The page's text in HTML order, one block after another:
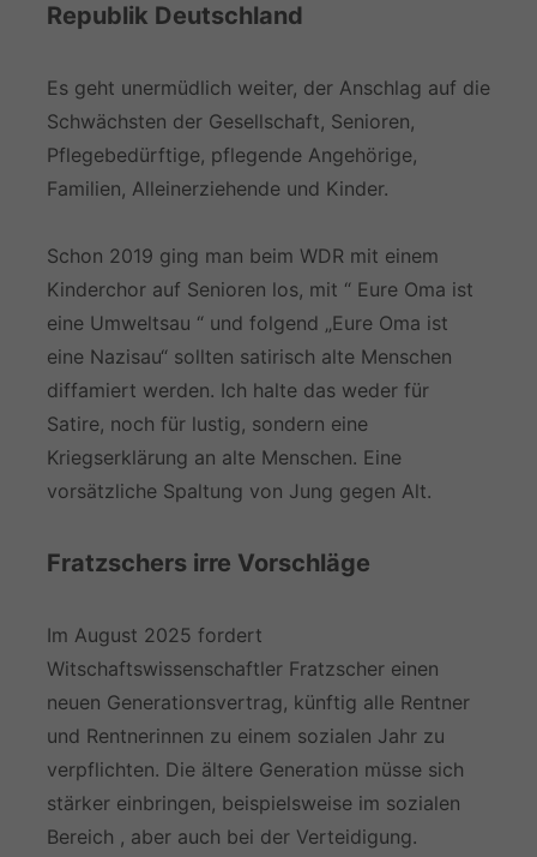
Republik Deutschland
Es geht unermüdlich weiter, der Anschlag auf die
Schwächsten der Gesellschaft, Senioren,
Pflegebedürftige, pflegende Angehörige,
Familien, Alleinerziehende und Kinder.
Schon 2019 ging man beim WDR mit einem
Kinderchor auf Senioren los, mit “ Eure Oma ist
eine Umweltsau “ und folgend „Eure Oma ist
eine Nazisau“ sollten satirisch alte Menschen
diffamiert werden. Ich halte das weder für
Satire, noch für lustig, sondern eine
Kriegserklärung an alte Menschen. Eine
vorsätzliche Spaltung von Jung gegen Alt.
Fratzschers irre Vorschläge
Im August 2025 fordert
Witschaftswissenschaftler Fratzscher einen
neuen Generationsvertrag, künftig alle Rentner
und Rentnerinnen zu einem sozialen Jahr zu
verpflichten. Die ältere Generation müsse sich
stärker einbringen, beispielsweise im sozialen
Bereich , aber auch bei der Verteidigung.